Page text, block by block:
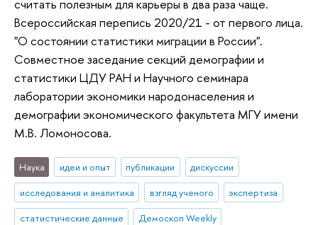
считать полезным для карьеры в два раза чаще.
Всероссийская перепись 2020/21 - от первого лица.
"О состоянии статистики миграции в России".
Совместное заседание секций демографии и
статистики ЦДУ РАН и Научного семинара
лаборатории экономики народонаселения и
демографии экономического факультета МГУ имени
М.В. Ломоносова.
Наука идеи и опыт публикации
дискуссии
исследования и аналитика
взгляд ученого
экспертиза
статистические данные
Демоскоп Weekly